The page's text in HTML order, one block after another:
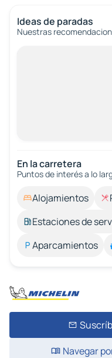
Ideas de paradas
Nuestras
En la carretera
Puntos de interés a lo
Alojamientos
Estaciones de
Aparcamientos
Navegar